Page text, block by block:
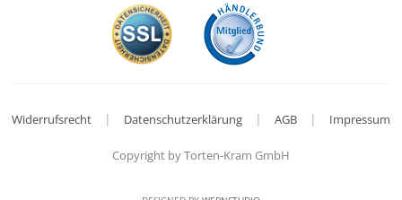
Widerrufsrecht | Datenschutzerklärung | AGB | Impressum
Copyright by Torten-Kram GmbH